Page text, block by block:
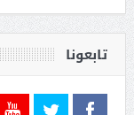
تابعونا